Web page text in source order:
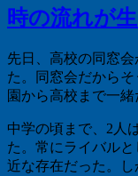
時の流れが
先日、高校の同窓会
た。同窓会だから
園から高校まで一
中学の頃まで、 2 人
た。常にライバル
近な存在だった。